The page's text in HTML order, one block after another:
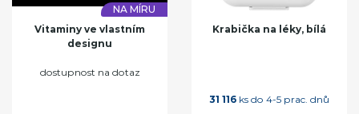
NA MÍRU
Vitaminy ve vlastním
designu
dostupnost na dotaz
Krabička na léky, bílá
31 116 ks do 4-5 prac. dnů